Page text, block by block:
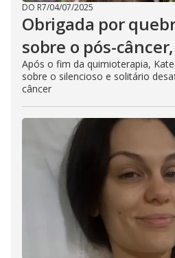
DO R7/04/07/2025
Obrigada por
sobre o pós-
Após o fim da quimioterapia,
sobre o silencioso e solitário
câncer